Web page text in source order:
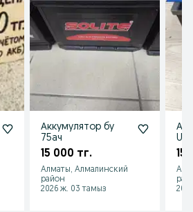
Аккумулятор бу
75ач
15 000 тг.
Алматы, Алмалинский
район
2026 ж. 03 тамыз
15